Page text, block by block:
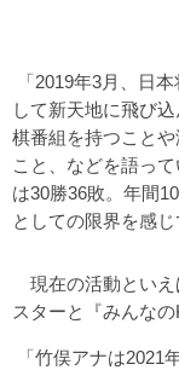
「2019年3月、日
して新天地に飛び
棋番組を持つこと
こと、などを語っ
は30勝36敗。年間
としての限界を感
現在の活動といえ
スターと『みんなの
「竹俣アナは2021